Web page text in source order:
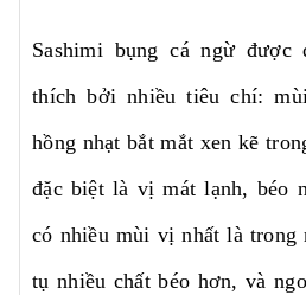
Sashimi bụng cá ngừ được
thích bởi nhiều tiêu chí:
hồng nhạt bắt mắt xen kẽ
đặc biệt là vị mát lạnh, béo
có nhiều mùi vị nhất là trong
tụ nhiều chất béo hơn, và